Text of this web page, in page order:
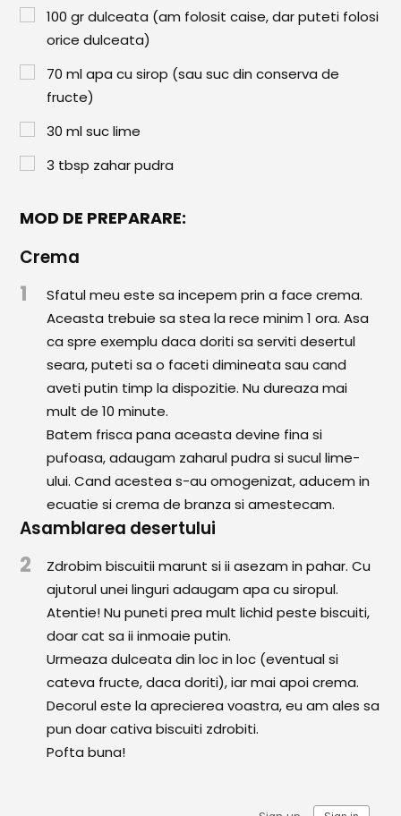
Paste & Risotto
Aluaturi Dulci
Aluaturi Sărate
Supe și Ciorbe
Rețete Video
Comunitatea
iCooking
Adaugă o rețetă
Cum adăugăm o rețetă
Regulament de postare
CONCURS
100 gr dulceata (am folosit caise, dar puteti folosi
orice dulceata)
70 ml apa cu sirop (sau suc din conserva de
fructe)
30 ml suc lime
3 tbsp zahar pudra
MOD DE PREPARARE:
Crema
1
Sfatul meu este sa incepem prin a face crema.
Aceasta trebuie sa stea la rece minim 1 ora. Asa
ca spre exemplu daca doriti sa serviti desertul
seara, puteti sa o faceti dimineata sau cand
aveti putin timp la dispozitie. Nu dureaza mai
mult de 10 minute.
Batem frisca pana aceasta devine fina si
pufoasa, adaugam zaharul pudra si sucul lime-
ului. Cand acestea s-au omogenizat, aducem in
ecuatie si crema de branza si amestecam.
Asamblarea desertului
2
Zdrobim biscuitii marunt si ii asezam in pahar. Cu
ajutorul unei linguri adaugam apa cu siropul.
Atentie! Nu puneti prea mult lichid peste biscuiti,
doar cat sa ii inmoaie putin.
Urmeaza dulceata din loc in loc (eventual si
cateva fructe, daca doriti), iar mai apoi crema.
Decorul este la aprecierea voastra, eu am ales sa
pun doar cativa biscuiti zdrobiti.
Pofta buna!